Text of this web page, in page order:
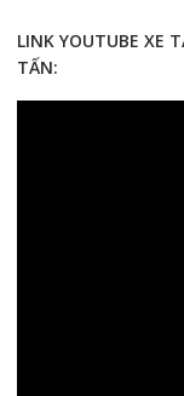
LINK YOUTUBE XE
TẤN: